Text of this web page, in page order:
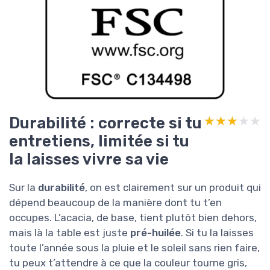
Durabilité : correcte si tu
entretiens, limitée si tu
la laisses vivre sa vie
★★★★★
★★★★★
Sur la durabilité, on est clairement sur un produit qui
dépend beaucoup de la manière dont tu t’en
occupes. L’acacia, de base, tient plutôt bien dehors,
mais là la table est juste pré-huilée. Si tu la laisses
toute l’année sous la pluie et le soleil sans rien faire,
tu peux t’attendre à ce que la couleur tourne gris,